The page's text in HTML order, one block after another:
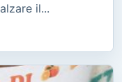
il...